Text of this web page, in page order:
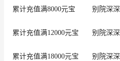
累计充值满8000元宝 别院深深
累计充值满12000元宝 别院深深
累计充值满18000元宝 别院深深